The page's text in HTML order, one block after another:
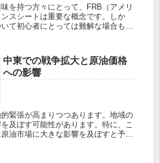
を持つ方々にとって、FRB（アメリ
スシートは重要な概念です。しか
て初心者にとっては難解な場合もあ
中東での戦争拡大と原油価格
への影響
緊張が高まりつつあります。地域の
及ぼす可能性があります。特に、こ
油市場に大きな影響を及ぼすと予測